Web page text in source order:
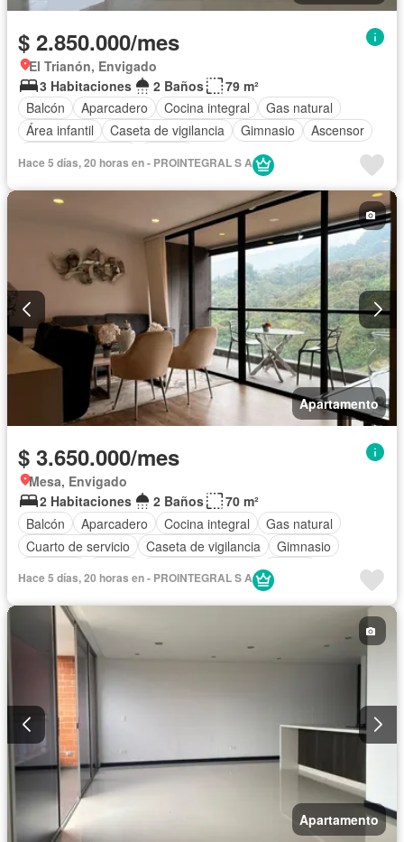
$ 2.850.000/mes
El Trianón, Envigado
3 Habitaciones
2 Baños
79 m²
Balcón
Aparcadero Cocina integral
Gas natural
Área infantil
Caseta de vigilancia Gimnasio
Ascensor
Hace 5 días, 20 horas en - PROINTEGRAL S A
Apartamento
$ 3.650.000/mes
Mesa, Envigado
2 Habitaciones
2 Baños
70 m²
Balcón
Aparcadero Cocina integral
Gas natural
Cuarto de servicio
Caseta de vigilancia
Gimnasio
Piscina
Hace 5 días, 20 horas en - PROINTEGRAL S A
Apartamento